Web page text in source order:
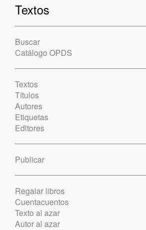
Textos
Buscar
Catálogo OPDS
Textos
Títulos
Autores
Etiquetas
Editores
Publicar
Regalar libros
Cuentacuentos
Texto al azar
Autor al azar